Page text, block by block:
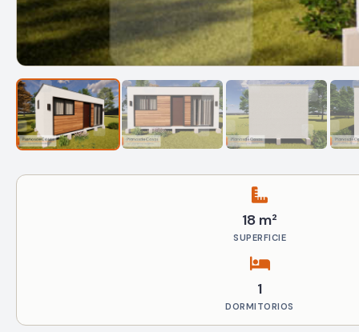
18 m²
SUPERFICIE
1
DORMITORIOS